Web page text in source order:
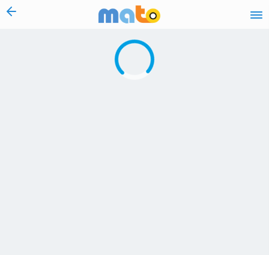
vai al contenuto
Caricamento in corso...